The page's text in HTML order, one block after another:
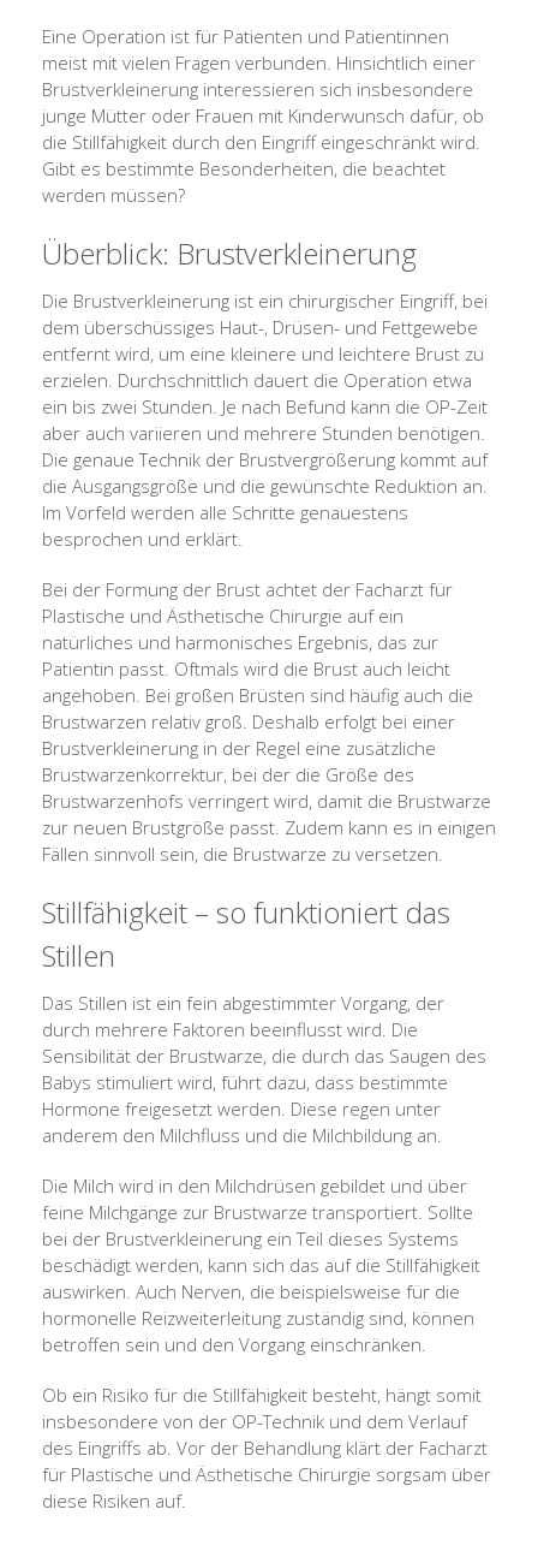
Eine Operation ist für Patienten und Patientinnen
meist mit vielen Fragen verbunden. Hinsichtlich einer
Brustverkleinerung interessieren sich insbesondere
junge Mütter oder Frauen mit Kinderwunsch dafür, ob
die Stillfähigkeit durch den Eingriff eingeschränkt wird.
Gibt es bestimmte Besonderheiten, die beachtet
werden müssen?
Überblick: Brustverkleinerung
Die Brustverkleinerung ist ein chirurgischer Eingriff, bei
dem überschüssiges Haut-, Drüsen- und Fettgewebe
entfernt wird, um eine kleinere und leichtere Brust zu
erzielen. Durchschnittlich dauert die Operation etwa
ein bis zwei Stunden. Je nach Befund kann die OP-Zeit
aber auch variieren und mehrere Stunden benötigen.
Die genaue Technik der Brustvergrößerung kommt auf
die Ausgangsgröße und die gewünschte Reduktion an.
Im Vorfeld werden alle Schritte genauestens
besprochen und erklärt.
Bei der Formung der Brust achtet der Facharzt für
Plastische und Ästhetische Chirurgie auf ein
natürliches und harmonisches Ergebnis, das zur
Patientin passt. Oftmals wird die Brust auch leicht
angehoben. Bei großen Brüsten sind häufig auch die
Brustwarzen relativ groß. Deshalb erfolgt bei einer
Brustverkleinerung in der Regel eine zusätzliche
Brustwarzenkorrektur, bei der die Größe des
Brustwarzenhofs verringert wird, damit die Brustwarze
zur neuen Brustgröße passt. Zudem kann es in einigen
Fällen sinnvoll sein, die Brustwarze zu versetzen.
Stillfähigkeit – so funktioniert das
Stillen
Das Stillen ist ein fein abgestimmter Vorgang, der
durch mehrere Faktoren beeinflusst wird. Die
Sensibilität der Brustwarze, die durch das Saugen des
Babys stimuliert wird, führt dazu, dass bestimmte
Hormone freigesetzt werden. Diese regen unter
anderem den Milchfluss und die Milchbildung an.
Die Milch wird in den Milchdrüsen gebildet und über
feine Milchgänge zur Brustwarze transportiert. Sollte
bei der Brustverkleinerung ein Teil dieses Systems
beschädigt werden, kann sich das auf die Stillfähigkeit
auswirken. Auch Nerven, die beispielsweise für die
hormonelle Reizweiterleitung zuständig sind, können
betroffen sein und den Vorgang einschränken.
Ob ein Risiko für die Stillfähigkeit besteht, hängt somit
insbesondere von der OP-Technik und dem Verlauf
des Eingriffs ab. Vor der Behandlung klärt der Facharzt
für Plastische und Ästhetische Chirurgie sorgsam über
diese Risiken auf.